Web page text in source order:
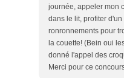
journée, appeler mon
dans le lit, profiter
ronronnements pour
la couette! (Bein oui
donné l'appel des
Merci pour ce